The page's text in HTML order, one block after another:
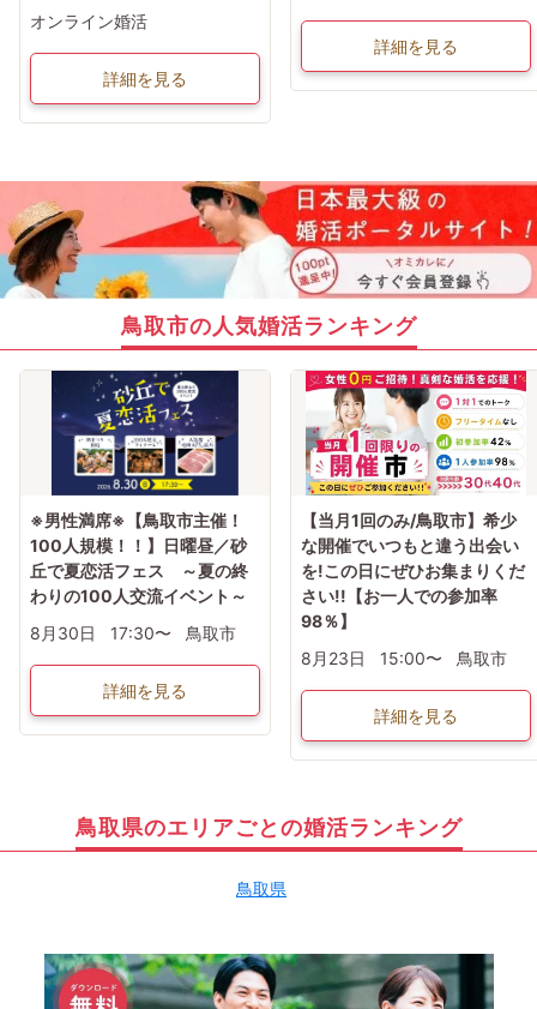
オンライン婚活
詳細を見る
詳細を見る
鳥取市の人気婚活ランキング
※男性満席※【鳥取市主催！
100人規模！！】日曜昼／砂
丘で夏恋活フェス ～夏の終
わりの100人交流イベント～
8月30日
17:30〜 鳥取市
詳細を見る
【当月1回のみ/鳥取市】希少
な開催でいつもと違う出会い
を!この日にぜひお集まりくだ
さい!!【お一人での参加率
98％】
8月23日
15:00〜 鳥取市
詳細を見る
鳥取県のエリアごとの婚活ランキング
鳥取県